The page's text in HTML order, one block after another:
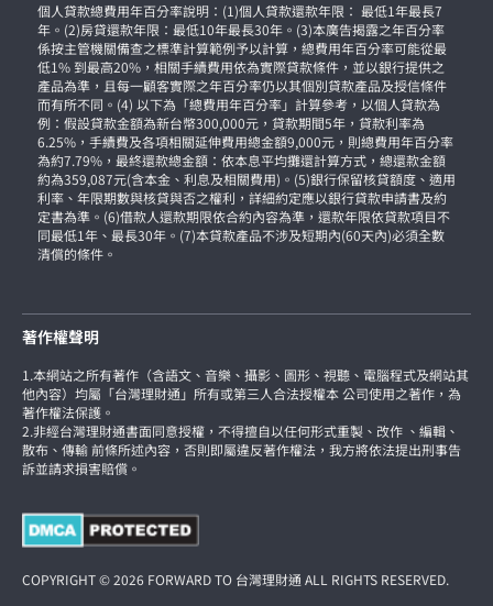
個人貸款總費用年百分率說明：(1)個人貸款還款年限： 最低1年最長7
年。(2)房貸還款年限：最低10年最長30年。(3)本廣告揭露之年百分率
係按主管機關備查之標準計算範例予以計算，總費用年百分率可能從最
低1% 到最高20%，相關手續費用依為實際貸款條件，並以銀行提供之
產品為準，且每一顧客實際之年百分率仍以其個別貸款產品及授信條件
而有所不同。(4) 以下為「總費用年百分率」計算參考，以個人貸款為
例：假設貸款金額為新台幣300,000元，貸款期間5年，貸款利率為
6.25%，手續費及各項相關延伸費用總金額9,000元，則總費用年百分率
為約7.79%，最終還款總金額：依本息平均攤還計算方式，總還款金額
約為359,087元(含本金、利息及相關費用)。(5)銀行保留核貸額度、適用
利率、年限期數與核貸與否之權利，詳細約定應以銀行貸款申請書及約
定書為準。(6)借款人還款期限依合約內容為準，還款年限依貸款項目不
同最低1年、最長30年。(7)本貸款產品不涉及短期內(60天內)必須全數
清償的條件。
著作權聲明
1.本網站之所有著作（含語文、音樂、攝影、圖形、視聽、電腦程式及網站其
他內容）均屬「台灣理財通」所有或第三人合法授權本 公司使用之著作，為
著作權法保護。
2.非經台灣理財通書面同意授權，不得擅自以任何形式重製、改作 、編輯、
散布、傳輸 前條所述內容，否則即屬違反著作權法，我方將依法提出刑事告
訴並請求損害賠償。
COPYRIGHT © 2026 FORWARD TO 台灣理財通 ALL RIGHTS RESERVED.